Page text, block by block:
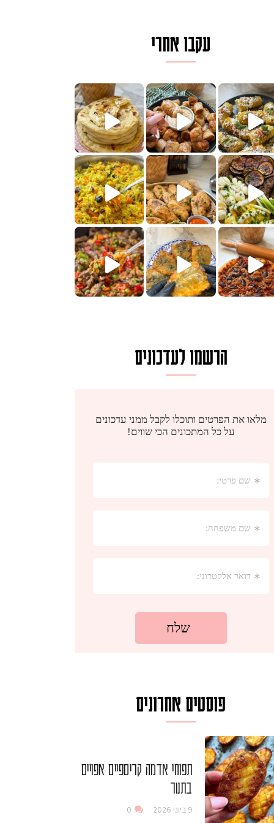
עקבו אחרי
בכמה דקות עב
של מופלטה וספינז׳, רעיון מעול
לכם ונראה
הימים ולכבוד שבת קודשלמתכון
מתכון ראש
אורז חביתה וירקות, למתכון . המרכי
הרשמו לעדכונים
פוסטים אחרונים
תפוחי אדמה קריספיים אפויים
בתנור
9 ביוני 2026 0